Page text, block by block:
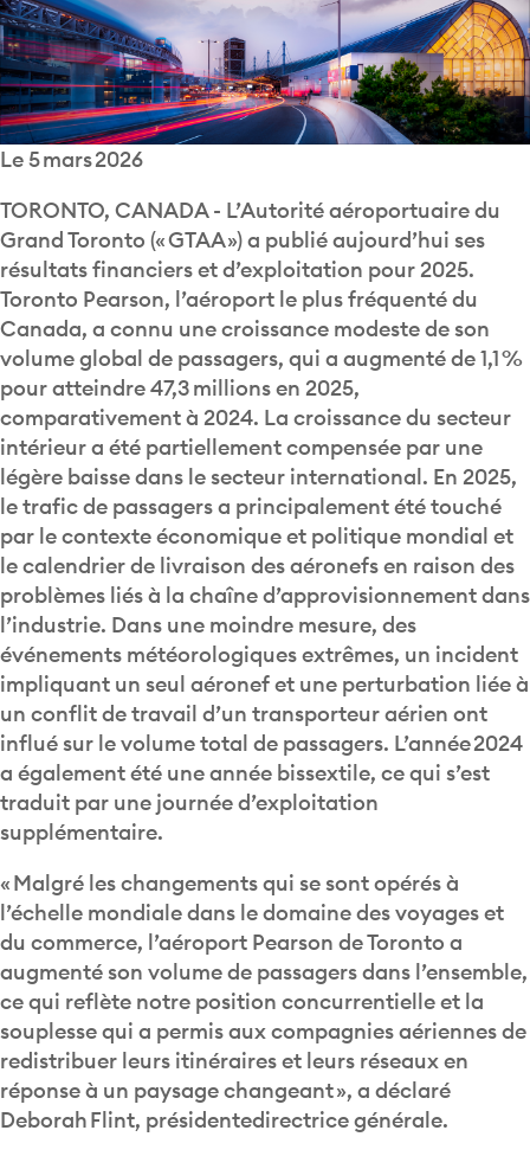
Le 5 mars 2026
TORONTO, CANADA - L’Autorité aéroportuaire du
Grand Toronto (« GTAA ») a publié aujourd’hui ses
résultats financiers et d’exploitation pour 2025.
Toronto Pearson, l’aéroport le plus fréquenté du
Canada, a connu une croissance modeste de son
volume global de passagers, qui a augmenté de 1,1 %
pour atteindre 47,3 millions en 2025,
comparativement à 2024. La croissance du secteur
intérieur a été partiellement compensée par une
légère baisse dans le secteur international. En 2025,
le trafic de passagers a principalement été touché
par le contexte économique et politique mondial et
le calendrier de livraison des aéronefs en raison des
problèmes liés à la chaîne d’approvisionnement dans
l’industrie. Dans une moindre mesure, des
événements météorologiques extrêmes, un incident
impliquant un seul aéronef et une perturbation liée à
un conflit de travail d’un transporteur aérien ont
influé sur le volume total de passagers. L’année 2024
a également été une année bissextile, ce qui s’est
traduit par une journée d’exploitation
supplémentaire.
« Malgré les changements qui se sont opérés à
l’échelle mondiale dans le domaine des voyages et
du commerce, l’aéroport Pearson de Toronto a
augmenté son volume de passagers dans l’ensemble,
ce qui reflète notre position concurrentielle et la
souplesse qui a permis aux compagnies aériennes de
redistribuer leurs itinéraires et leurs réseaux en
réponse à un paysage changeant », a déclaré
Deborah Flint, présidentedirectrice générale.